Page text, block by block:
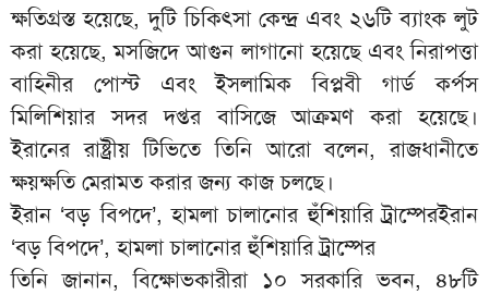
ক্ষতিগ্রস্ত হয়েছে, দুটি চিকিৎসা কেন্দ্র এবং ২৬টি ব্যাংক লুট
করা হয়েছে, মসজিদে আগুন লাগানো হয়েছে এবং নিরাপত্তা
বাহিনীর পোস্ট এবং ইসলামিক বিপ্লবী গার্ড কর্পস
মিলিশিয়ার সদর দপ্তর বাসিজে আক্রমণ করা হয়েছে।
ইরানের রাষ্ট্রীয় টিভিতে তিনি আরো বলেন, রাজধানীতে
ক্ষয়ক্ষতি মেরামত করার জন্য কাজ চলছে।
ইরান ‘বড় বিপদে’, হামলা চালানোর হুঁশিয়ারি ট্রাম্পেরইরান
‘বড় বিপদে’, হামলা চালানোর হুঁশিয়ারি ট্রাম্পের
তিনি জানান, বিক্ষোভকারীরা ১০ সরকারি ভবন, ৪৮টি